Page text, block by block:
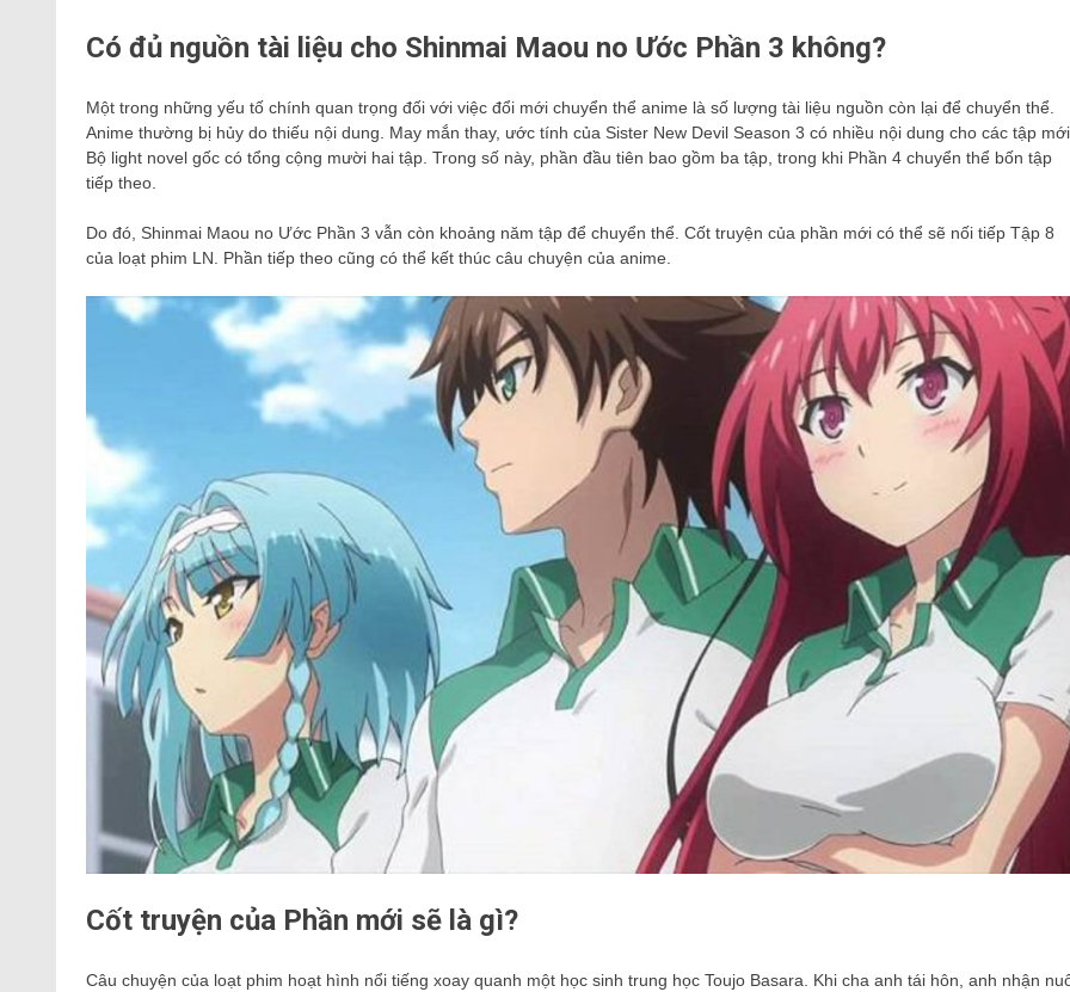
Có đủ nguồn tài liệu cho Shinmai Maou no Ước Phần 3 không?
Một trong những yếu tố chính quan trọng đối với việc đổi mới chuyển thể anime là số lượng tài liệu nguồn còn lại để chuyển thể.
Anime thường bị hủy do thiếu nội dung. May mắn thay, ước tính của Sister New Devil Season 3 có nhiều nội dung cho các tập
Bộ light novel gốc có tổng cộng mười hai tập. Trong số này, phần đầu tiên bao gồm ba tập, trong khi Phần 4 chuyển thể bốn tập
tiếp theo.
Do đó, Shinmai Maou no Ước Phần 3 vẫn còn khoảng năm tập để chuyển thể. Cốt truyện của phần mới có thể sẽ nối tiếp Tập 8
của loạt phim LN. Phần tiếp theo cũng có thể kết thúc câu chuyện của anime.
Cốt truyện của Phần mới sẽ là gì?
Câu chuyện của loạt phim hoạt hình nổi tiếng xoay quanh một học sinh trung học Toujo Basara. Khi cha anh tái hôn, anh nhận